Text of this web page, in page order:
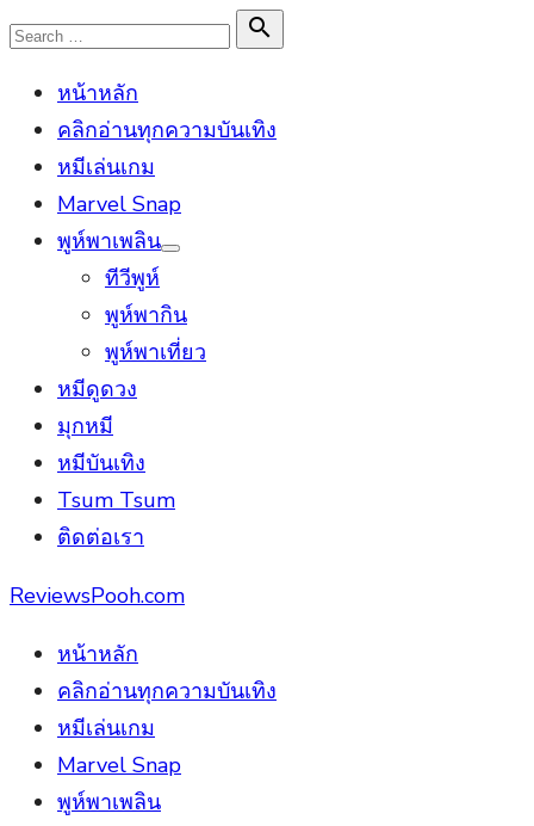
Skip
content
Search

Search
หน้าหลัก
คลิกอ่านทุกความบันเทิง
หมีเล่นเกม
Marvel Snap
พูห์พาเพลิน
Show
ทีวีพูห์
พูห์พากิน
พูห์พาเที่ยว
หมีดูดวง
มุกหมี
หมีบันเทิง
Tsum Tsum
ติดต่อเรา
ReviewsPooh.com
หน้าหลัก
คลิกอ่านทุกความบันเทิง
หมีเล่นเกม
Marvel Snap
พูห์พาเพลิน